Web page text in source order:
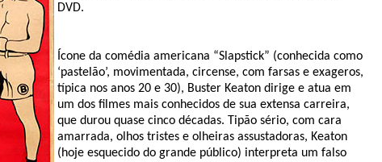
DVD.
Ícone da comédia americana “Slapstick” (conhecida como
‘pastelão’, movimentada, circense, com farsas e exageros,
típica nos anos 20 e 30), Buster Keaton dirige e atua em
um dos filmes mais conhecidos de sua extensa carreira,
que durou quase cinco décadas. Tipão sério, com cara
amarrada, olhos tristes e olheiras assustadoras, Keaton
(hoje esquecido do grande público) interpreta um falso